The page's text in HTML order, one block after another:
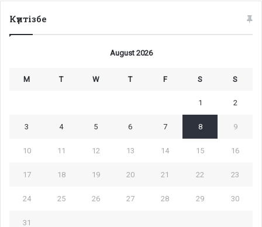
Күнтізбе
August 2026
M T W T F S S
1 2
3 4 5 6 7 8 9
10 11 12 13 14 15 16
17 18 19 20 21 22 23
24 25 26 27 28 29 30
31